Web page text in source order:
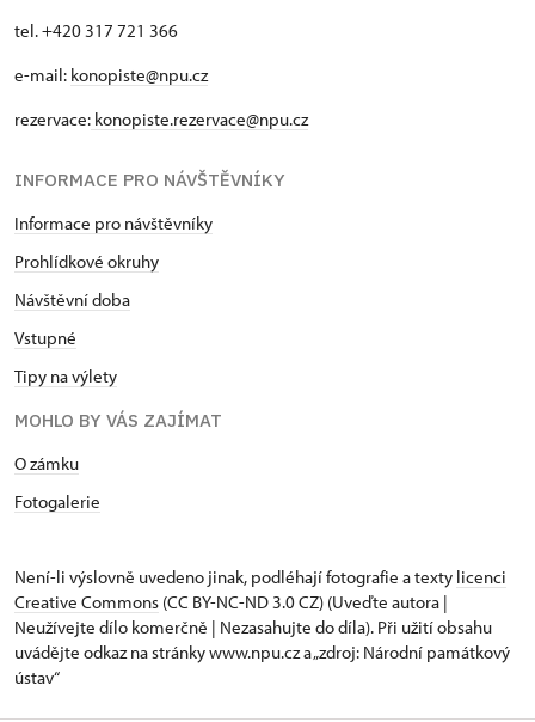
tel. +420 317 721 366
e-mail: konopiste@npu.cz
rezervace: konopiste.rezervace@npu.cz
INFORMACE PRO NÁVŠTĚVNÍKY
Informace pro návštěvníky
Prohlídkové okruhy
Návštěvní doba
Vstupné
Tipy na výlety
MOHLO BY VÁS ZAJÍMAT
O zámku
Fotogalerie
Není-li výslovně uvedeno jinak, podléhají fotografie a texty licenci
Creative Commons (CC BY-NC-ND 3.0 CZ) (Uveďte autora |
Neužívejte dílo komerčně | Nezasahujte do díla). Při užití obsahu
uvádějte odkaz na stránky www.npu.cz a „zdroj: Národní památkový
ústav“